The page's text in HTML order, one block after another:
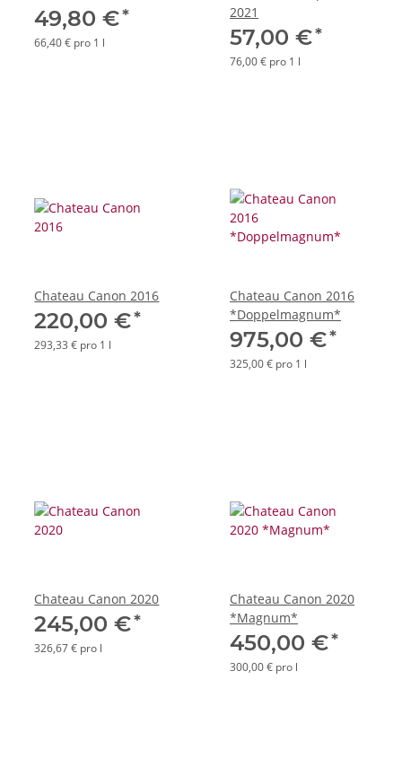
49,80 €*
66,40 € pro 1 l
2021
57,00 €*
76,00 € pro 1 l
Chateau Canon 2016
220,00 €*
293,33 € pro 1 l
Chateau Canon 2016
*Doppelmagnum*
975,00 €*
325,00 € pro 1 l
Chateau Canon 2020
245,00 €*
326,67 € pro l
Chateau Canon 2020
*Magnum*
450,00 €*
300,00 € pro l